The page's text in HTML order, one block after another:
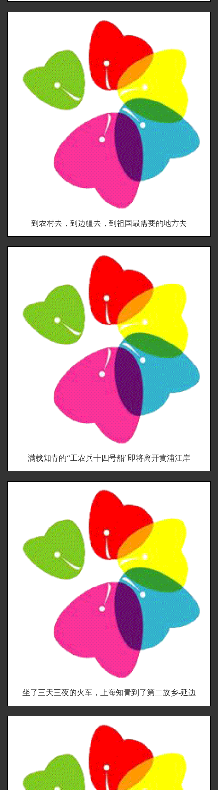
到农村去，到边疆去，到祖国最需要的地方去
满载知青的“工农兵十四号船”即将离开黄浦江岸
坐了三天三夜的火车，上海知青到了第二故乡-延边